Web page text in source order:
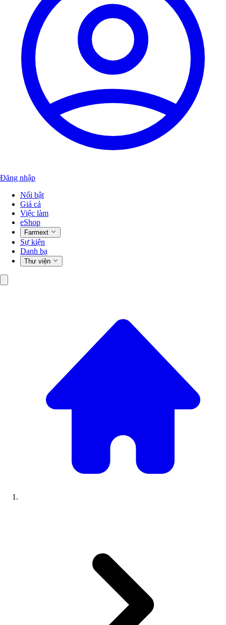
Đăng nhập
Nổi bật
Giá cả
Việc làm
eShop
Farmext
Sự kiện
Danh bạ
Thư viện